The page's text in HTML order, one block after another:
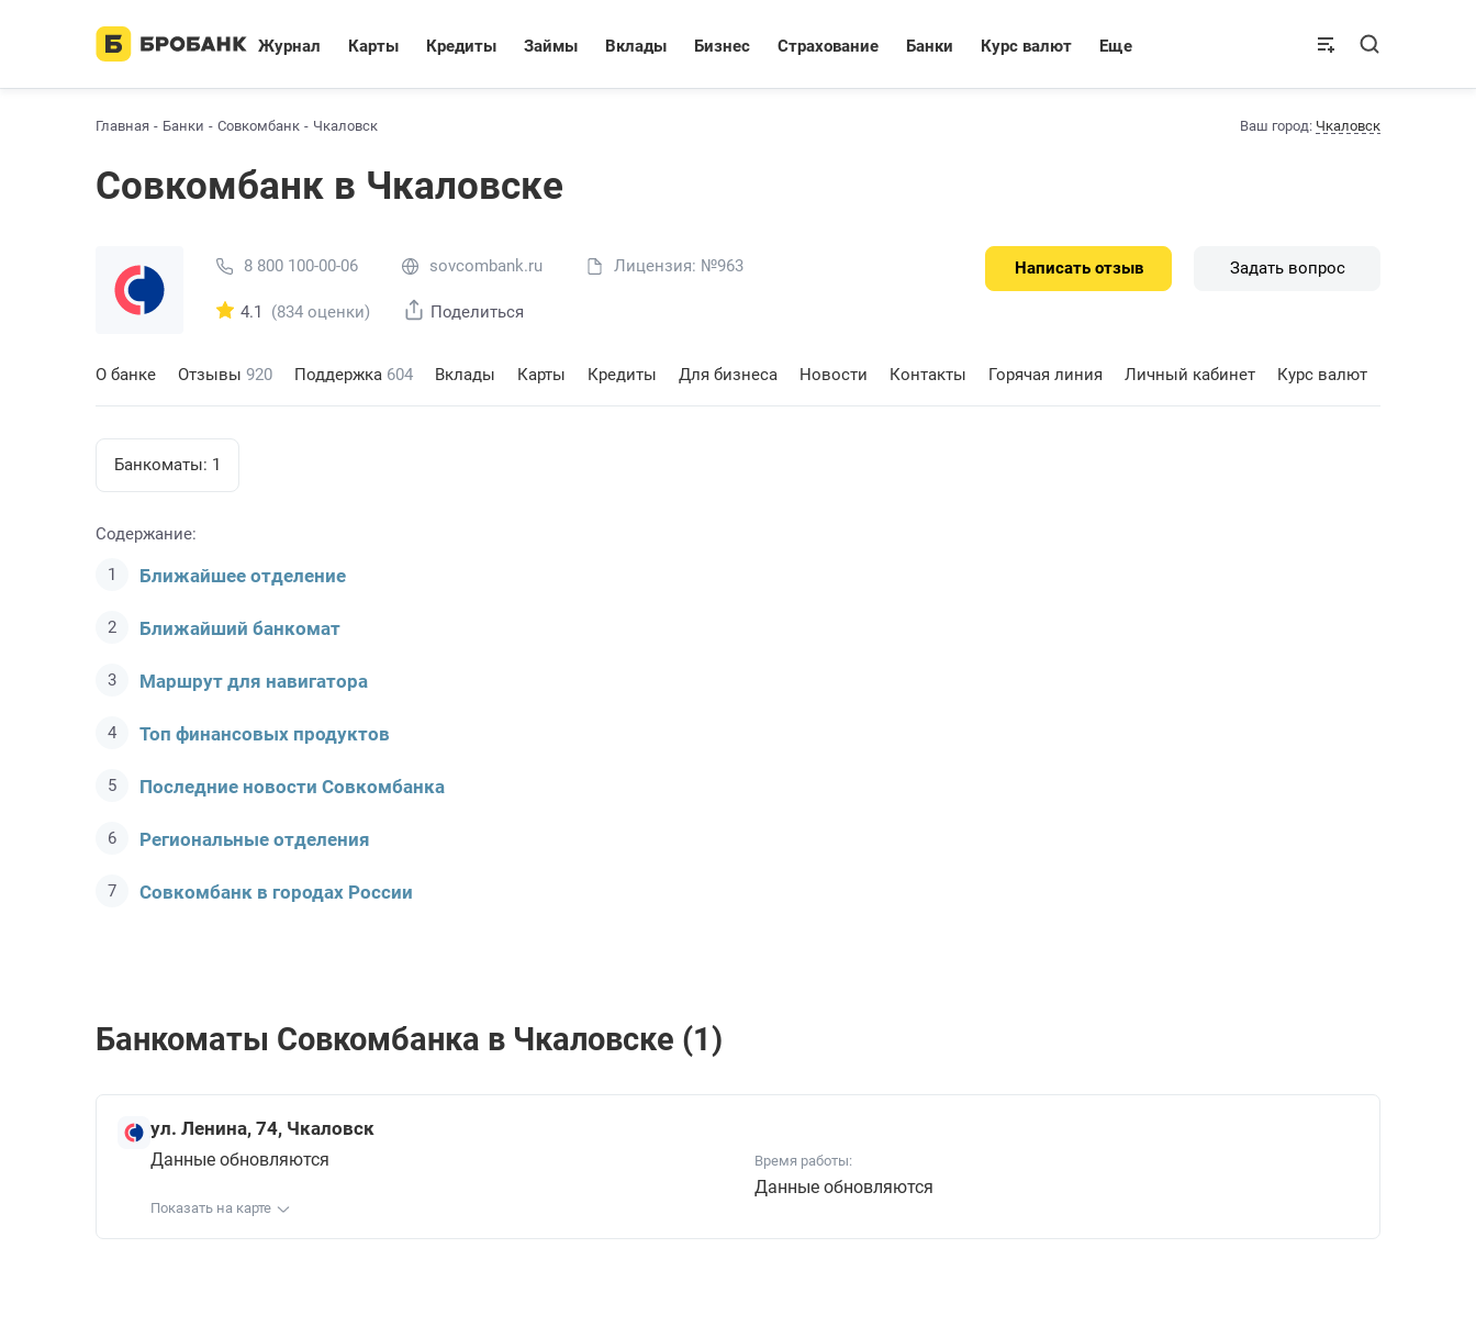
Журнал Карты Кредиты Займы Вклады Бизнес Страхование Банки Курс валют Еще
Главная Банки Совкомбанк Чкаловск Ваш город: Чкаловск
Совкомбанк в Чкаловске
8 800 100-00-06 sovcombank.ru Лицензия: №963
4.1 (834 оценки) Поделиться
Написать отзыв Задать вопрос
О банке Отзывы 920 Поддержка 604 Вклады Карты Кредиты Для бизнеса Новости Контакты Горячая линия Личный кабинет Курс валют
Банкоматы: 1
Содержание:
Ближайшее отделение
Ближайший банкомат
Маршрут для навигатора
Топ финансовых продуктов
Последние новости Совкомбанкa
Региональные отделения
Совкомбанк в городах России
Банкоматы Совкомбанкa в Чкаловске (1)
ул. Ленина, 74, Чкаловск
Данные обновляются Время работы:
Данные обновляются
Показать на карте